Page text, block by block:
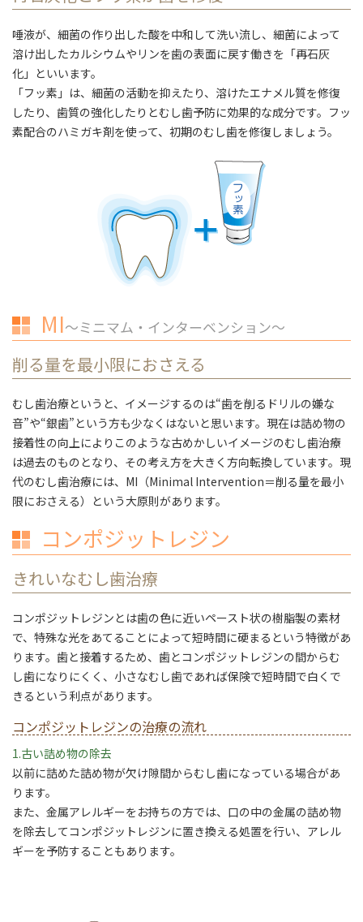
唾液が、細菌の作り出した酸を中和して洗い流し、細菌によって
溶け出したカルシウムやリンを歯の表面に戻す働きを「再石灰
化」といいます。
「フッ素」は、細菌の活動を抑えたり、溶けたエナメル質を修復
したり、歯質の強化したりとむし歯予防に効果的な成分です。フッ
素配合のハミガキ剤を使って、初期のむし歯を修復しましょう。
MI～ミニマム・インターベンション～
削る量を最小限におさえる
むし歯治療というと、イメージするのは“歯を削るドリルの嫌な
音”や“銀歯”という方も少なくはないと思います。現在は詰め物の
接着性の向上によりこのような古めかしいイメージのむし歯治療
は過去のものとなり、その考え方を大きく方向転換しています。現
代のむし歯治療には、MI（Minimal Intervention＝削る量を最小
限におさえる）という大原則があります。
コンポジットレジン
きれいなむし歯治療
コンポジットレジンとは歯の色に近いペースト状の樹脂製の素材
で、特殊な光をあてることによって短時間に硬まるという特徴があ
ります。歯と接着するため、歯とコンポジットレジンの間からむ
し歯になりにくく、小さなむし歯であれば保険で短時間で白くで
きるという利点があります。
コンポジットレジンの治療の流れ
1.古い詰め物の除去
以前に詰めた詰め物が欠け隙間からむし歯になっている場合があ
ります。
また、金属アレルギーをお持ちの方では、口の中の金属の詰め物
を除去してコンポジットレジンに置き換える処置を行い、アレル
ギーを予防することもあります。